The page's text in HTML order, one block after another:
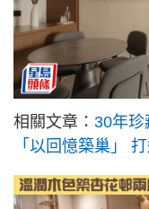
相關文章： 30年珍
「以回憶築巢」